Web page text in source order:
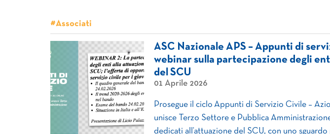
#Associati
ASC Nazionale APS – Appunti di
webinar sulla partecipazione degli
del SCU
01 Aprile 2026
Prosegue il ciclo Appunti di Servizio Civile –
unisce Terzo Settore e Pubblica
dedicati all’attuazione del SCU, con uno